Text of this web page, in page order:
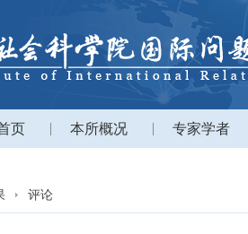
页 本所概况 专家学者
评论